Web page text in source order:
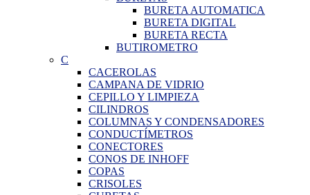
BURETA AUTOMATICA
BURETA DIGITAL
BURETA RECTA
BUTIROMETRO
C
CACEROLAS
CAMPANA DE VIDRIO
CEPILLO Y LIMPIEZA
CILINDROS
COLUMNAS Y CONDENSADORES
CONDUCTÍMETROS
CONECTORES
CONOS DE INHOFF
COPAS
CRISOLES